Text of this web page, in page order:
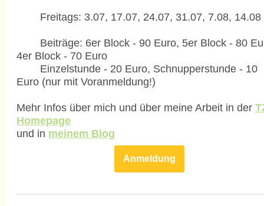
Freitags: 3.07, 17.07, 24.07, 31.07, 7.08, 14.08
Beiträge: 6er Block - 90 Euro, 5er Block - 80
4er Block - 70 Euro
Einzelstunde - 20 Euro, Schnupperstunde - 10
Euro (nur mit Voranmeldung!)
Mehr Infos über mich und über meine Arbeit in der
Homepage
und in meinem Blog
Anmeldung